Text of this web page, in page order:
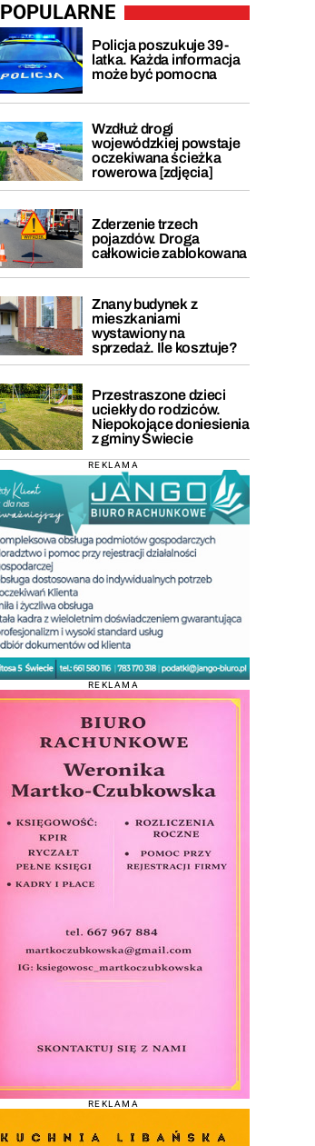
POPULARNE
Policja poszukuje 39-
latka. Każda informacja
może być pomocna
Wzdłuż drogi
wojewódzkiej powstaje
oczekiwana ścieżka
rowerowa [zdjęcia]
Zderzenie trzech
pojazdów. Droga
całkowicie zablokowana
Znany budynek z
mieszkaniami
wystawiony na
sprzedaż. Ile kosztuje?
Przestraszone dzieci
uciekły do rodziców.
Niepokojące doniesienia
z gminy Świecie
REKLAMA
REKLAMA
REKLAMA